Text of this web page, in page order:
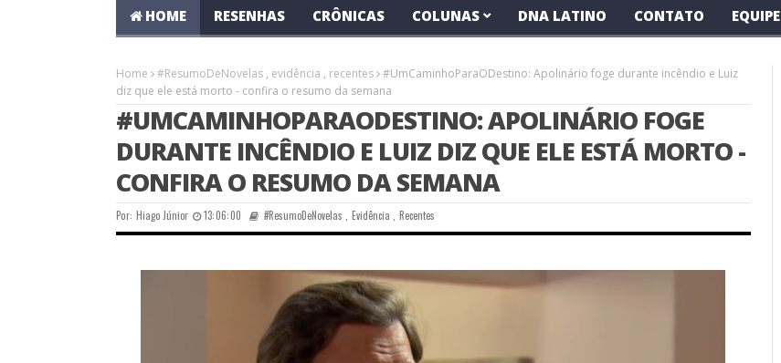
HOME RESENHAS CRÔNICAS COLUNAS DNA LATINO CONTATO EQUIPE
Home #ResumoDeNovelas , evidência , recentes #UmCaminhoParaODestino: Apolinário foge durante incêndio e Luiz
diz que ele está morto - confira o resumo da semana
#UMCAMINHOPARAODESTINO: APOLINÁRIO FOGE
DURANTE INCÊNDIO E LUIZ DIZ QUE ELE ESTÁ MORTO -
CONFIRA O RESUMO DA SEMANA
Por: Hiago Júnior 13:06:00 #ResumoDeNovelas ,Evidência Recentes